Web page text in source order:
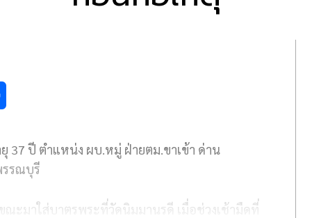
a
r
e
37 ปี ตำแหน่ง ผบ.หมู่ ฝ่ายตม.ขาเข้า ด่าน
รรณบุรี
ณะมาใส่บาตรพระที่วัดนิมมานรดี เมื่อช่วงเช้ามืดที่